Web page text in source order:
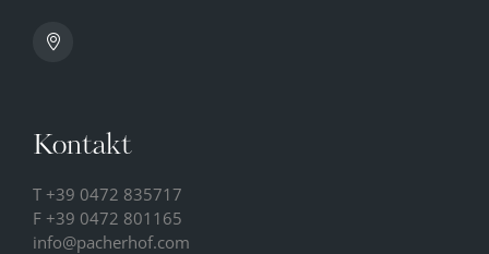
Kontakt
T +39 0472 835717
F +39 0472 801165
info@pacherhof.com